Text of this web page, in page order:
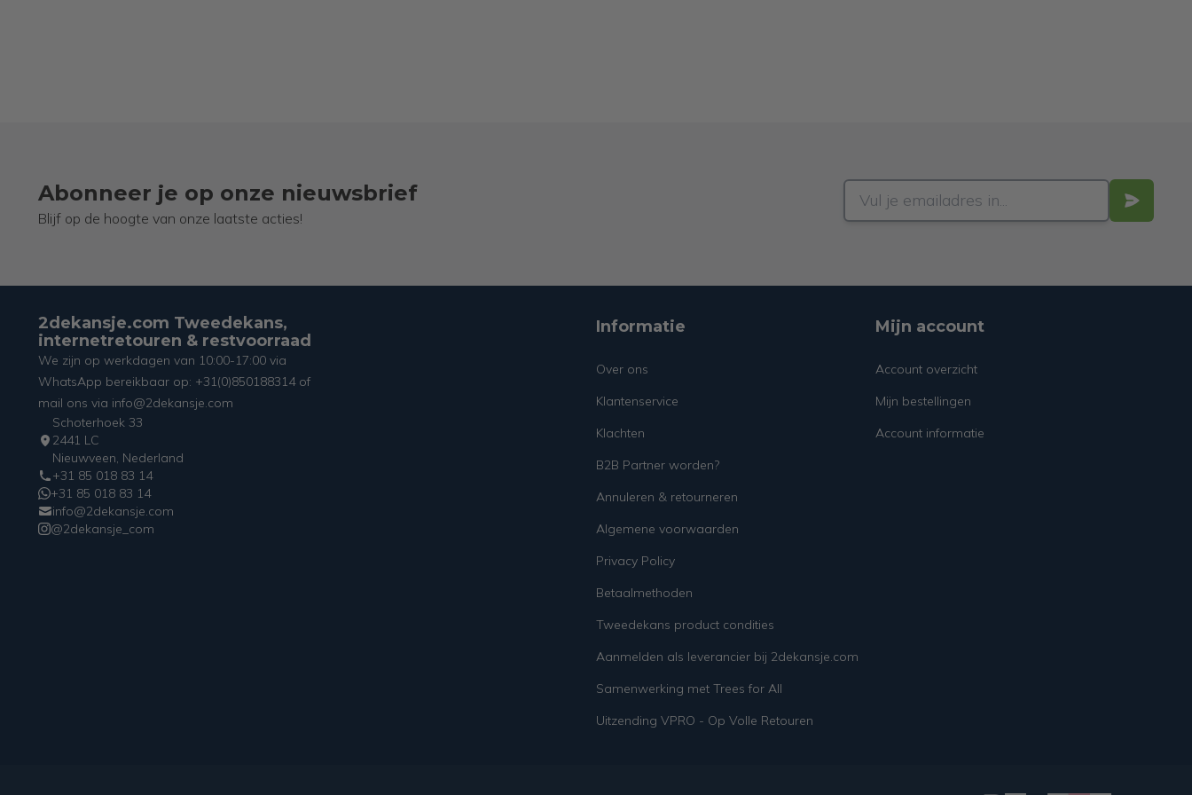
Abonneer je op onze nieuwsbrief
Blijf op de hoogte van onze laatste acties!
2dekansje.com Tweedekans,
internetretouren & restvoorraad
We zijn op werkdagen van 10:00-17:00 via
WhatsApp bereikbaar op: +31(0)850188314 of
mail ons via info@2dekansje.com
Schoterhoek 33
2441 LC
Nieuwveen, Nederland
+31 85 018 83 14
+31 85 018 83 14
info@2dekansje.com
@2dekansje_com
Informatie
Over ons
Klantenservice
Klachten
B2B Partner worden?
Annuleren & retourneren
Algemene voorwaarden
Privacy Policy
Betaalmethoden
Tweedekans product condities
Aanmelden als leverancier bij 2dekansje.com
Samenwerking met Trees for All
Uitzending VPRO - Op Volle Retouren
Mijn account
Account overzicht
Mijn bestellingen
Account informatie